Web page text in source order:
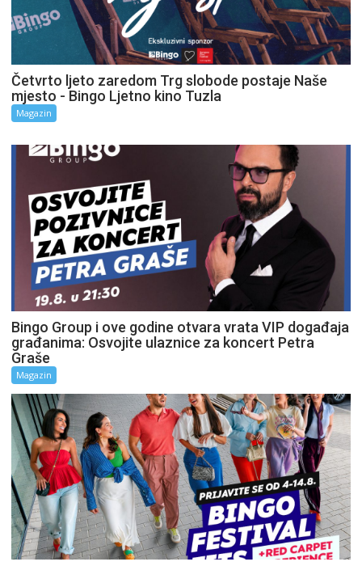
Četvrto ljeto zaredom Trg slobode postaje Naše
mjesto - Bingo Ljetno kino Tuzla
Magazin
Bingo Group i ove godine otvara vrata VIP događaja
građanima: Osvojite ulaznice za koncert Petra
Graše
Magazin